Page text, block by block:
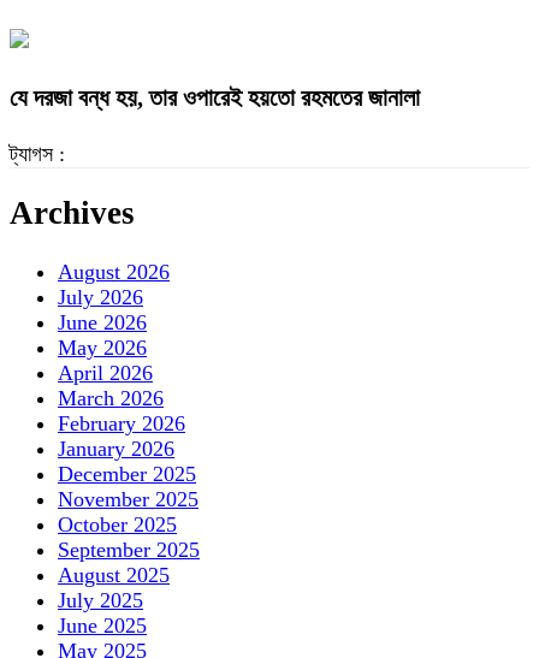
যে দরজা বন্ধ হয়, তার ওপারেই হয়তো রহমতের জানালা
ট্যাগস :
Archives
August 2026
July 2026
June 2026
May 2026
April 2026
March 2026
February 2026
January 2026
December 2025
November 2025
October 2025
September 2025
August 2025
July 2025
June 2025
May 2025